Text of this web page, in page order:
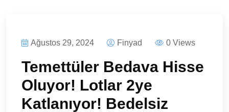
Ağustos 29, 2024 Finyad 0 Views
Temettüler Bedava Hisse
Oluyor! Lotlar 2ye
Katlanıyor! Bedelsiz